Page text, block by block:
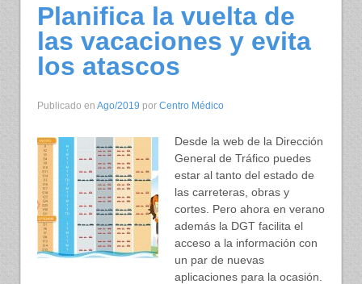
Planifica la vuelta de
las vacaciones y evita
los atascos
Publicado en Ago/2019 por Centro Médico
Desde la web de la Dirección
General de Tráfico puedes
estar al tanto del estado de
las carreteras, obras y
cortes. Pero ahora en verano
además la DGT facilita el
acceso a la información con
un par de nuevas
aplicaciones para la ocasión.